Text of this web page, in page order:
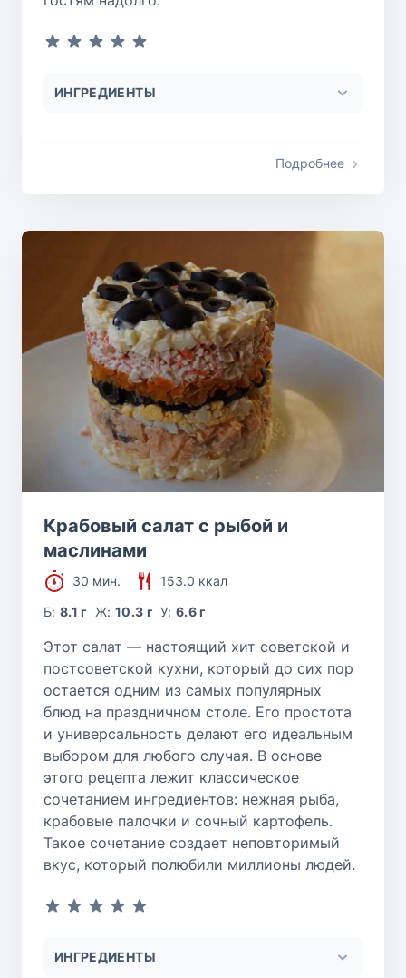
ИНГРЕДИЕНТЫ
Подробнее
Крабовый салат с рыбой и
маслинами
30 мин.
153.0 ккал
Б:8.1 г Ж: 10.3 г У:6.6 г
Этот салат — настоящий хит советской и
постсоветской кухни, который до сих пор
остается одним из самых популярных
блюд на праздничном столе. Его простота
и универсальность делают его идеальным
выбором для любого случая. В основе
этого рецепта лежит классическое
сочетанием ингредиентов: нежная рыба,
крабовые палочки и сочный картофель.
Такое сочетание создает неповторимый
вкус, который полюбили миллионы людей.
ИНГРЕДИЕНТЫ